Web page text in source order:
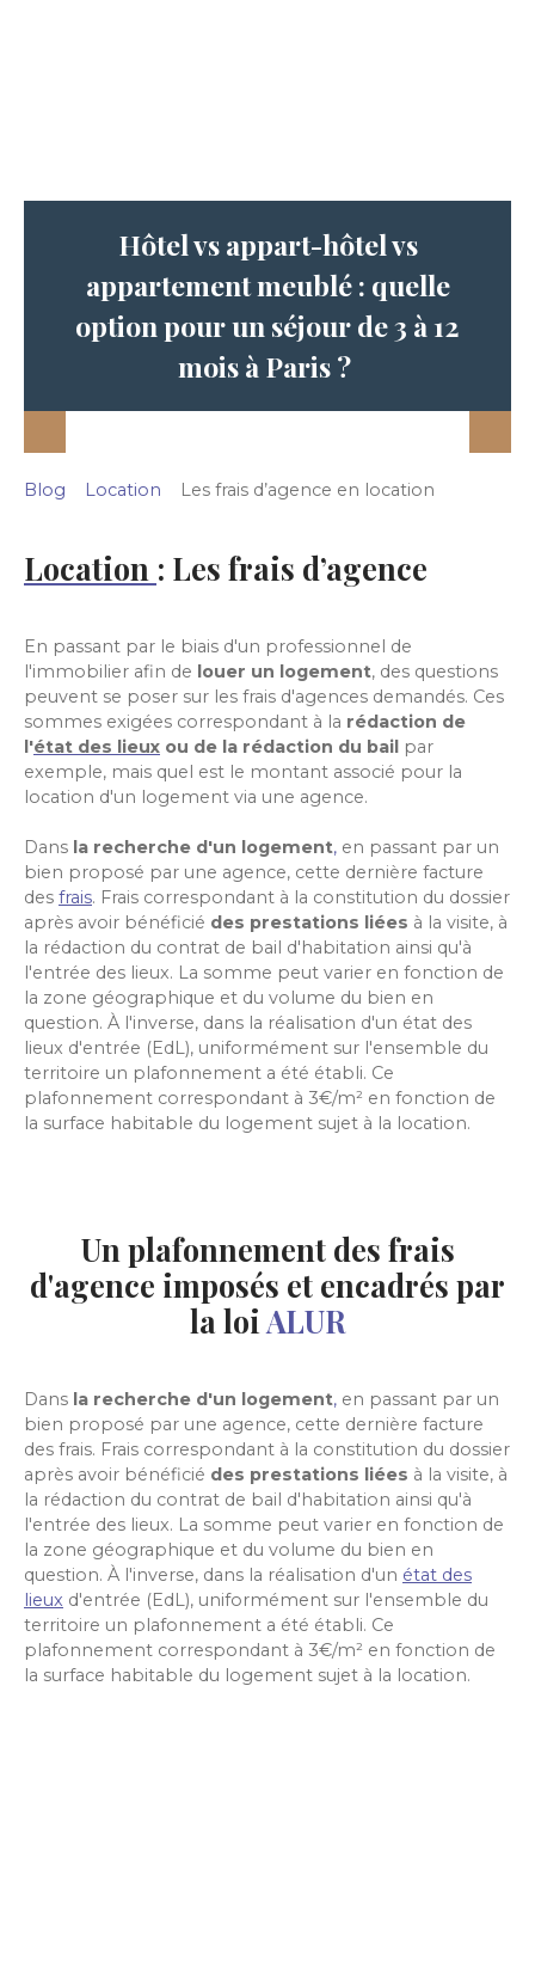
Hôtel vs appart-hôtel vs
appartement meublé : quelle
option pour un séjour de 3 à 12
mois à Paris ?
Blog Location Les frais d’agence en location
Location : Les frais d’agence
En passant par le biais d'un professionnel de
l'immobilier afin de louer un logement, des questions
peuvent se poser sur les frais d'agences demandés. Ces
sommes exigées correspondant à la rédaction de
l'état des lieux ou de la rédaction du bail par
exemple, mais quel est le montant associé pour la
location d'un logement via une agence.
Dans la recherche d'un logement, en passant par un
bien proposé par une agence, cette dernière facture
des frais. Frais correspondant à la constitution du dossier
après avoir bénéficié des prestations liées à la visite, à
la rédaction du contrat de bail d'habitation ainsi qu'à
l'entrée des lieux. La somme peut varier en fonction de
la zone géographique et du volume du bien en
question. À l'inverse, dans la réalisation d'un état des
lieux d'entrée (EdL), uniformément sur l'ensemble du
territoire un plafonnement a été établi. Ce
plafonnement correspondant à 3€/m² en fonction de
la surface habitable du logement sujet à la location.
Un plafonnement des frais
d'agence imposés et encadrés par
la loi ALUR
Dans la recherche d'un logement, en passant par un
bien proposé par une agence, cette dernière facture
des frais. Frais correspondant à la constitution du dossier
après avoir bénéficié des prestations liées à la visite, à
la rédaction du contrat de bail d'habitation ainsi qu'à
l'entrée des lieux. La somme peut varier en fonction de
la zone géographique et du volume du bien en
question. À l'inverse, dans la réalisation d'un état des
lieux d'entrée (EdL), uniformément sur l'ensemble du
territoire un plafonnement a été établi. Ce
plafonnement correspondant à 3€/m² en fonction de
la surface habitable du logement sujet à la location.